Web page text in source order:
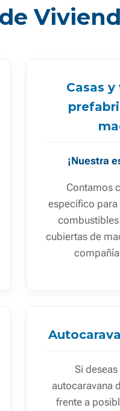
Casas
¡Nuestra
Contamos
específico
cubiertas de
Si
autocaravana
frente a